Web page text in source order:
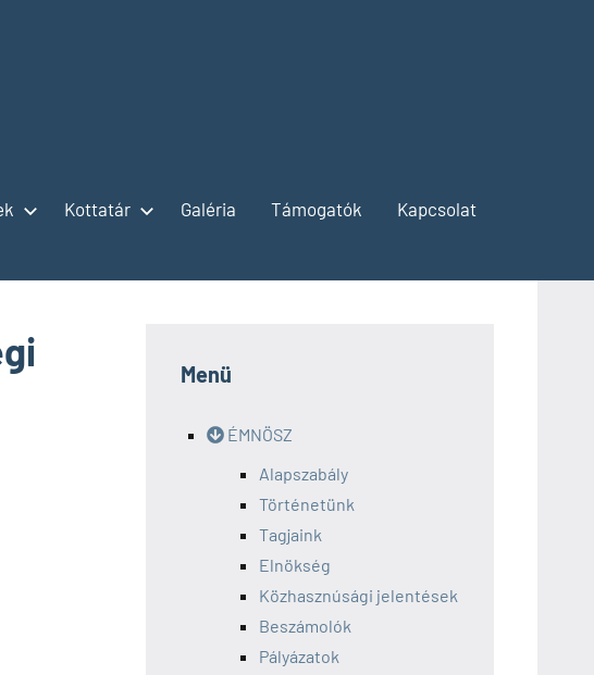
Kottatár Galéria Támogatók Kapcsolat
Menü
ÉMNÖSZ
Alapszabály
Történetünk
Tagjaink
Elnökség
Közhasznúsági jelentések
Beszámolók
Pályázatok